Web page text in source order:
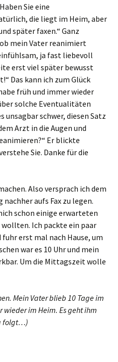
Sie eine
die liegt im Heim, aber
später faxen.“ Ganz
mein Vater reanimiert
ja fast liebevoll
erst viel später bewusst
Das kann ich zum Glück
früh und immer wieder
solche Eventualitäten
unsagbar schwer, diesen Satz
Arzt in die Augen und
Er blickte
Sie. Danke für die
Also versprach ich dem
aufs Fax zu legen.
schon einige erwarteten
Ich packte ein paar
erst mal nach Hause, um
war es 10 Uhr und mein
Um die Mittagszeit wolle
Mein Vater blieb 10 Tage im
wieder im Heim. Es geht ihm
folgt…)